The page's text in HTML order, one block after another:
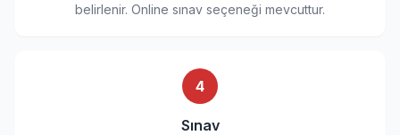
belirlenir. Online sınav seçeneği mevcuttur.
4
Sınav